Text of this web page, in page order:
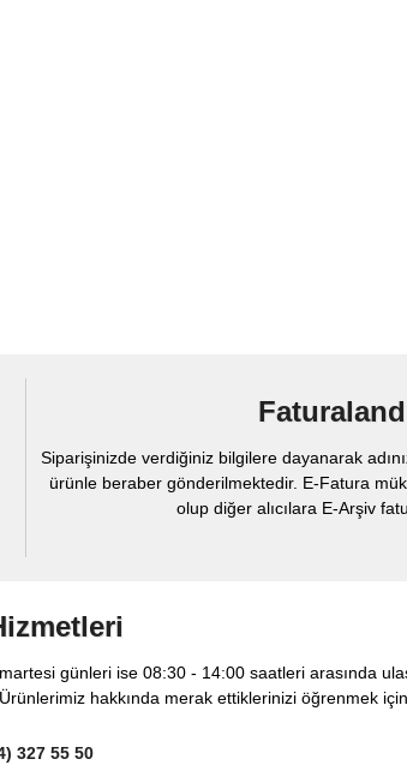
Siparişinizde verdiğiniz bilgilere dayanarak
ürünle beraber gönderilmektedir. E-Fatura
olup diğer alıcılara E-Arşiv
günleri ise 08:30 - 14:00 saatleri arasında
hakkında merak ettiklerinizi öğrenmek
327 55 50